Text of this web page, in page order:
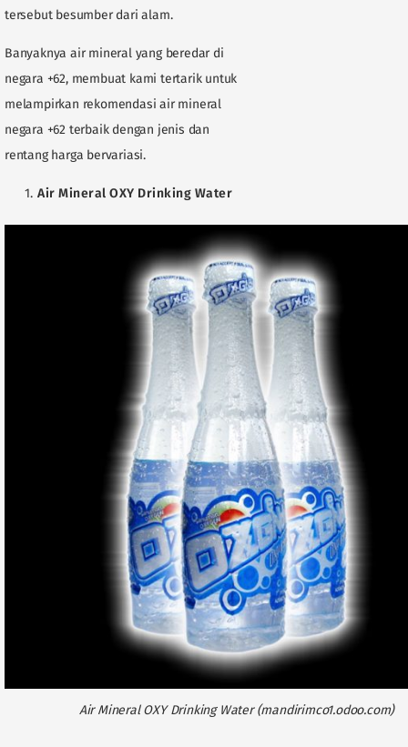
tersebut besumber dari alam.
Banyaknya air mineral yang beredar di
negara +62, membuat kami tertarik untuk
melampirkan rekomendasi air mineral
negara +62 terbaik dengan jenis dan
rentang harga bervariasi.
Air Mineral OXY Drinking Water
Air Mineral OXY Drinking Water (mandirimco1.odoo.com)